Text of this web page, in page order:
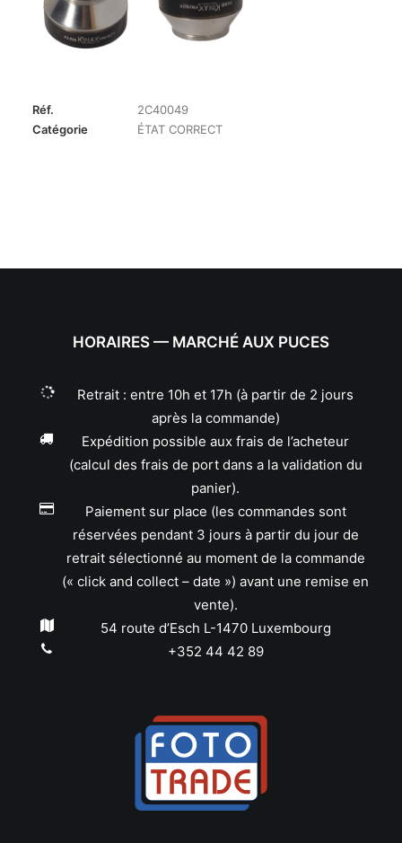
Réf.
2C40049
Catégorie
ÉTAT CORRECT
HORAIRES — MARCHÉ AUX PUCES
Retrait : entre 10h et 17h (à partir de 2 jours
après la commande)
Expédition possible aux frais de l’acheteur
(calcul des frais de port dans a la validation du
panier).
Paiement sur place (les commandes sont
réservées pendant 3 jours à partir du jour de
retrait sélectionné au moment de la commande
(« click and collect – date ») avant une remise en
vente).
54 route d’Esch L-1470 Luxembourg
+352 44 42 89